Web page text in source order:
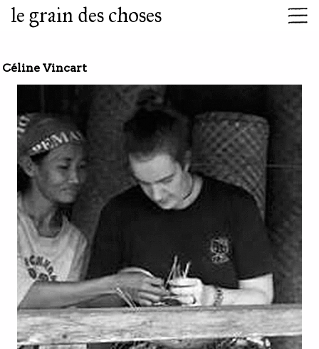
le grain des choses
Céline Vincart